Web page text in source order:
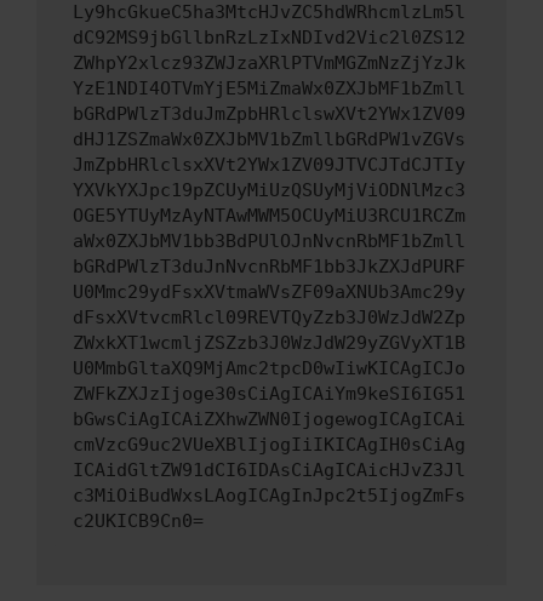
Ly9hcGkueC5ha3MtcHJvZC5hdWRhcmlzLm5l
dC92MS9jbGllbnRzLzIxNDIvd2Vic2l0ZS12
ZWhpY2xlcz93ZWJzaXRlPTVmMGZmNzZjYzJk
YzE1NDI4OTVmYjE5MiZmaWx0ZXJbMF1bZmll
bGRdPWlzT3duJmZpbHRlclswXVt2YWx1ZV09
dHJ1ZSZmaWx0ZXJbMV1bZmllbGRdPW1vZGVs
JmZpbHRlclsxXVt2YWx1ZV09JTVCJTdCJTIy
YXVkYXJpc19pZCUyMiUzQSUyMjViODNlMzc3
OGE5YTUyMzAyNTAwMWM5OCUyMiU3RCU1RCZm
aWx0ZXJbMV1bb3BdPUlOJnNvcnRbMF1bZmll
bGRdPWlzT3duJnNvcnRbMF1bb3JkZXJdPURF
U0Mmc29ydFsxXVtmaWVsZF09aXNUb3Amc29y
dFsxXVtvcmRlcl09REVTQyZzb3J0WzJdW2Zp
ZWxkXT1wcmljZSZzb3J0WzJdW29yZGVyXT1B
U0MmbGltaXQ9MjAmc2tpcD0wIiwKICAgICJo
ZWFkZXJzIjoge30sCiAgICAiYm9keSI6IG51
bGwsCiAgICAiZXhwZWN0IjogewogICAgICAi
cmVzcG9uc2VUeXBlIjogIiIKICAgIH0sCiAg
ICAidGltZW91dCI6IDAsCiAgICAicHJvZ3Jl
c3MiOiBudWxsLAogICAgInJpc2t5IjogZmFs
c2UKICB9Cn0=